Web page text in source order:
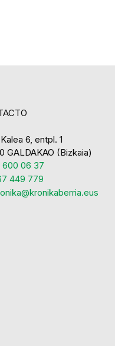
6, entpl. 1
GALDAKAO (Bizkaia)
06 37
449 779